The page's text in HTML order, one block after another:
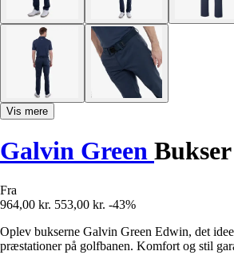
Vis mere
Galvin Green
Fra
964,00 kr. 553,00 kr. -43%
Oplev bukserne Galvin Green Edwin, det
præstationer på golfbanen. Komfort og stil